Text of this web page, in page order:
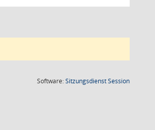
Software:SitzungsdienstSession(Wird in